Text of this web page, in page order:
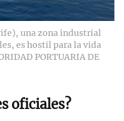
una zona industrial
es hostil para la vida
PORTUARIA DE
oficiales?